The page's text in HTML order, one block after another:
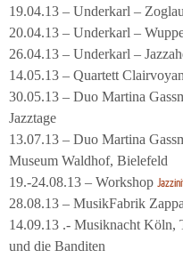
19.04.13 – Underkarl – Zoglau
20.04.13 – Underkarl –
26.04.13 – Underkarl –
14.05.13 – Quartett
30.05.13 – Duo Martina
Jazztage
13.07.13 – Duo Martina
Museum Waldhof, Bielefeld
19.-24.08.13 – Workshop
28.08.13 – MusikFabrik
14.09.13 .- Musiknacht Köln,
und die Banditen